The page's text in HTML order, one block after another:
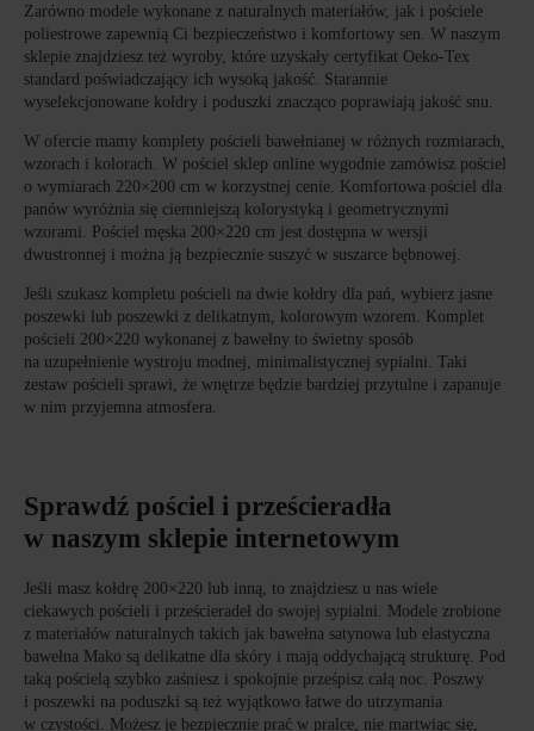
Zarówno modele wykonane z naturalnych materiałów, jak i pościele
poliestrowe zapewnią Ci bezpieczeństwo i komfortowy sen. W naszym
sklepie znajdziesz też wyroby, które uzyskały certyfikat Oeko-Tex
standard poświadczający ich wysoką jakość. Starannie
wyselekcjonowane kołdry i poduszki znacząco poprawiają jakość snu.
W ofercie mamy komplety pościeli bawełnianej w różnych rozmiarach,
wzorach i kolorach. W pościel sklep online wygodnie zamówisz pościel
o wymiarach 220×200 cm w korzystnej cenie. Komfortowa pościel dla
panów wyróżnia się ciemniejszą kolorystyką i geometrycznymi
wzorami. Pościel męska 200×220 cm jest dostępna w wersji
dwustronnej i można ją bezpiecznie suszyć w suszarce bębnowej.
Jeśli szukasz kompletu pościeli na dwie kołdry dla pań, wybierz jasne
poszewki lub poszewki z delikatnym, kolorowym wzorem. Komplet
pościeli 200×220 wykonanej z bawełny to świetny sposób
na uzupełnienie wystroju modnej, minimalistycznej sypialni. Taki
zestaw pościeli sprawi, że wnętrze będzie bardziej przytulne i zapanuje
w nim przyjemna atmosfera.
Sprawdź pościel i prześcieradła
w naszym sklepie internetowym
Jeśli masz kołdrę 200×220 lub inną, to znajdziesz u nas wiele
ciekawych pościeli i prześcieradeł do swojej sypialni. Modele zrobione
z materiałów naturalnych takich jak bawełna satynowa lub elastyczna
bawełna Mako są delikatne dla skóry i mają oddychającą strukturę. Pod
taką pościelą szybko zaśniesz i spokojnie prześpisz całą noc. Poszwy
i poszewki na poduszki są też wyjątkowo łatwe do utrzymania
w czystości. Możesz je bezpiecznie prać w pralce, nie martwiąc się,